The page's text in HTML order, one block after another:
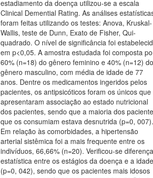
estadiamento da doença utilizou-se a escala
Clinical Demential Rating. As análises
foram feitas utilizando os testes: Anova, Kruskal-
Wallis, teste de Dunn, Exato de Fisher, Qui-
quadrado. O nível de significância foi
em p<0,05. A amostra estudada foi composta
60% (n=18) do gênero feminino e 40% (n=12) do
gênero masculino, com média de idade de 77
anos. Dentre os medicamentos ingeridos pelos
pacientes, os antipsicóticos foram os únicos que
apresentaram associação ao estado nutricional
dos pacientes, sendo que a maioria dos
que os consumiam estava desnutrida (p=0, 007).
Em relação às comorbidades, a hipertensão
arterial sistêmica foi a mais frequente entre os
indivíduos, 66,66% (n=20). Verificou-se diferença
estatística entre os estágios da doença e a idade
(p=0, 042), sendo que os pacientes mais idosos